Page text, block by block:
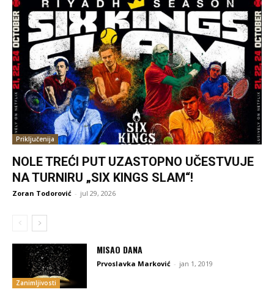
Priključenija
NOLE TREĆI PUT UZASTOPNO UČESTVUJE
NA TURNIRU „SIX KINGS SLAM“!
Zoran Todorović - jul 29, 2026
Zanimljivosti
MISAO DANA
Prvoslavka Marković - jan 1, 2019